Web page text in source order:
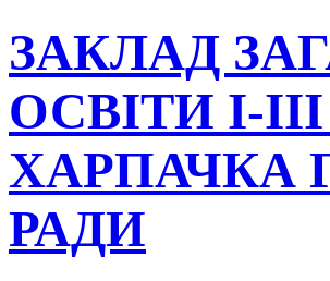
ЗАКЛАД
ОСВІТИ І-
ХАРПАЧКА
РАДИ